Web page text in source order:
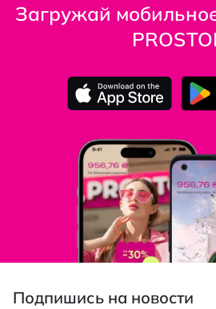
Загружай
Подпишись на новости